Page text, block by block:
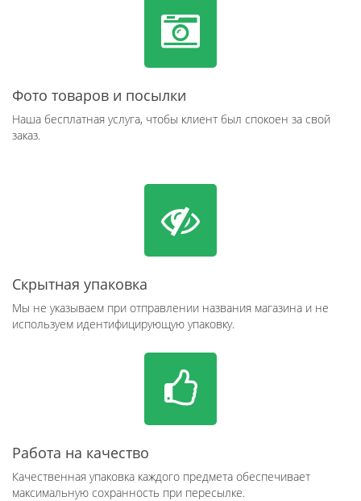
Фото товаров и посылки
Наша бесплатная услуга, чтобы клиент был спокоен за свой
заказ.
Скрытная упаковка
Мы не указываем при отправлении названия магазина и не
используем идентифицирующую упаковку.
Работа на качество
Качественная упаковка каждого предмета обеспечивает
максимальную сохранность при пересылке.